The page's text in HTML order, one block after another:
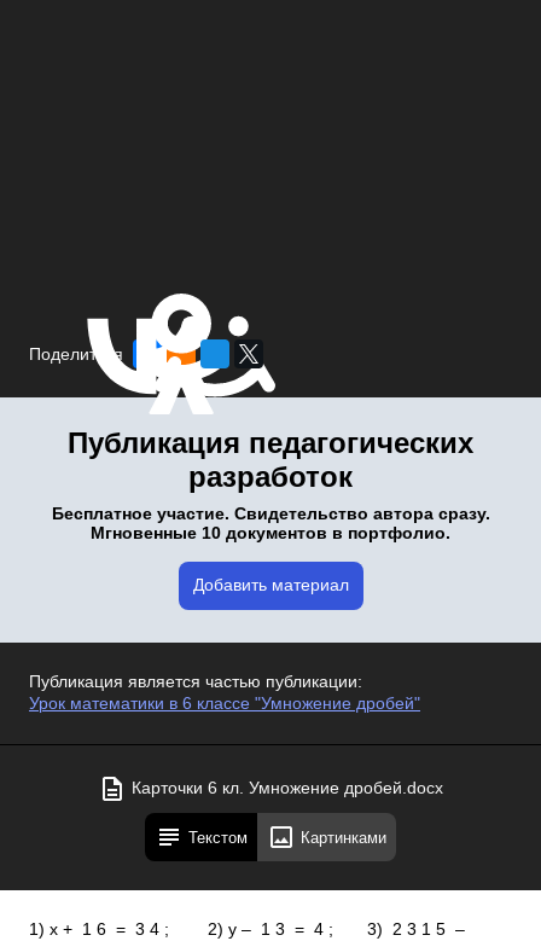
Поделиться
Публикация педагогических
разработок
Бесплатное участие. Свидетельство автора сразу.
Мгновенные 10 документов в портфолио.
Добавить материал
Публикация является частью публикации:
Урок математики в 6 классе "Умножение дробей"
Карточки 6 кл. Умножение дробей.docx
Текстом Картинками
1) x + 1 6 = 3 4 ; 2) y – 1 3 = 4 ; 3) 2 3 1 5 –